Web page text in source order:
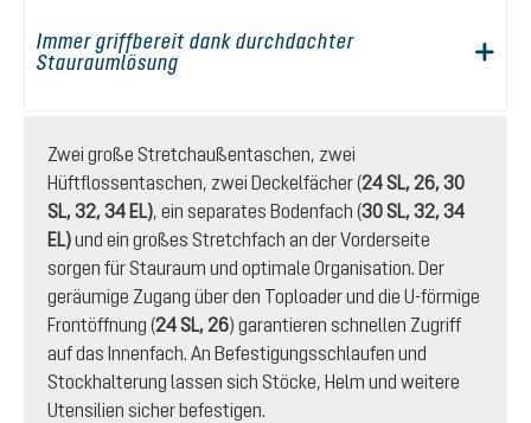
Immer griffbereit dank durchdachter
Stauraumlösung
Zwei große Stretchaußentaschen, zwei
Hüftflossentaschen, zwei Deckelfächer (24 SL, 26, 30
SL, 32, 34 EL), ein separates Bodenfach (30 SL, 32, 34
EL)und ein großes Stretchfach an der Vorderseite
sorgen für Stauraum und optimale Organisation. Der
geräumige Zugang über den Toploader und die U-förmige
Frontöffnung (24 SL, 26) garantieren schnellen Zugriff
auf das Innenfach. An Befestigungsschlaufen und
Stockhalterung lassen sich Stöcke, Helm und weitere
Utensilien sicher befestigen.